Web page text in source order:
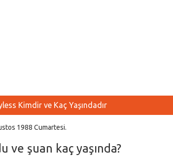
Kimdir ve Kaç Yaşındadır
1988 Cumartesi.
şuan kaç yaşında?